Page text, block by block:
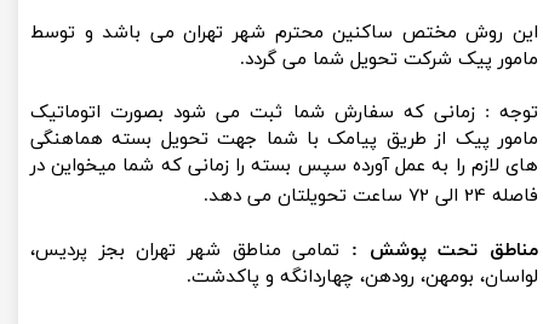
این روش مختص ساکنین محترم شهر تهران می باشد و توسط
مامور پیک شرکت تحویل شما می گردد.
​​​​​​​توجه : زمانی که سفارش شما ثبت می شود بصورت اتوماتیک
مامور پیک از طریق پیامک با شما جهت تحویل بسته هماهنگی
های لازم را به عمل آورده سپس بسته را زمانی که شما میخواین در
فاصله
ساعت تحویلتان می دهد.
مناطق تحت پوشش : تمامی مناطق شهر تهران بجز پردیس،
لواسان، بومهن، رودهن، چهاردانگه و پاکدشت.